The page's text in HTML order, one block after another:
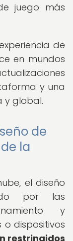
juego más
de
en mundos
y una
y global.
de
la
el diseño
por las
y
dispositivos
restringidos